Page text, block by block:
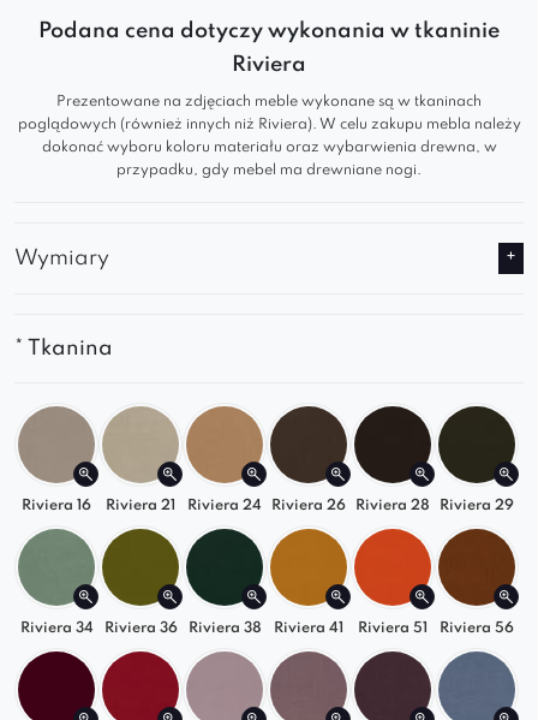
Fotel Nora to klasyka w najlepszym wydaniu.
elegancja
Oparcie zakończone podłokietnikami
pozwala nawygodne ułożenie rąk.
Grube siedzisko wyposażone w sprężyny
Taki ponadczasowy klasyk z uwagi na swoją
wnętrzach – w
* fotel w wersji standardowej jest gładki.
Podana cena dotyczy wykonania w tkaninie
Riviera
Prezentowane na zdjęciach meble wykonane są w tkaninach
poglądowych (również innych niż Riviera). W celu zakupu mebla należy
dokonać wyboru koloru materiału oraz wybarwienia drewna, w
przypadku, gdy mebel ma drewniane nogi.
Wymiary
* Tkanina
Riviera 16 Riviera 21 Riviera 24 Riviera 26 Riviera 28 Riviera 29
Riviera 34 Riviera 36 Riviera 38 Riviera 41 Riviera 51 Riviera 56